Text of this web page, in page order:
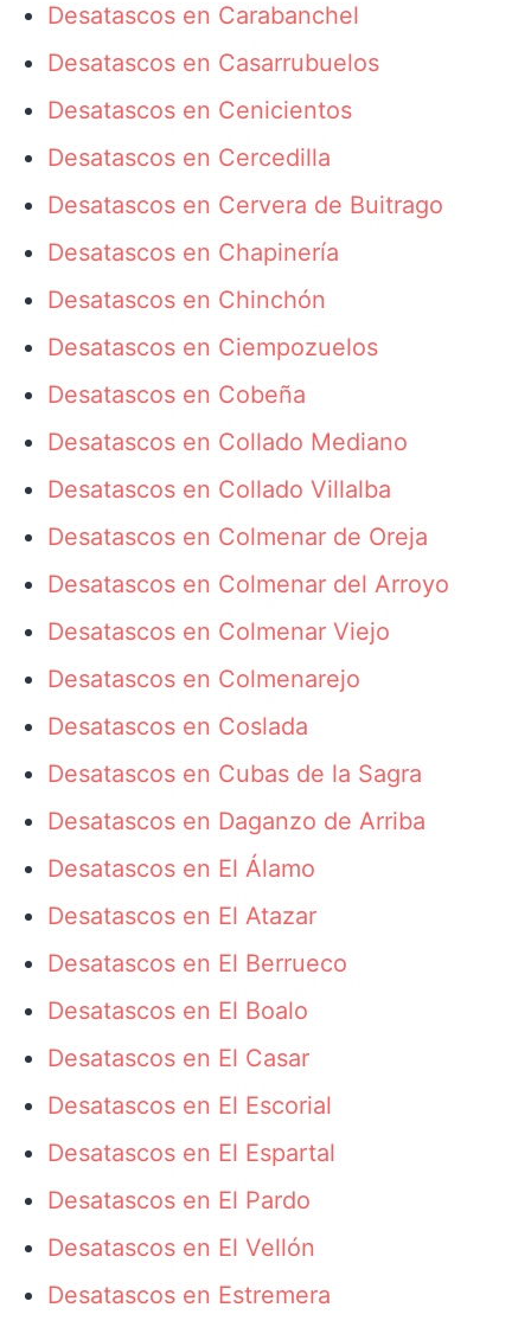
Desatascos en Carabanchel
Desatascos en Casarrubuelos
Desatascos en Cenicientos
Desatascos en Cercedilla
Desatascos en Cervera de Buitrago
Desatascos en Chapinería
Desatascos en Chinchón
Desatascos en Ciempozuelos
Desatascos en Cobeña
Desatascos en Collado Mediano
Desatascos en Collado Villalba
Desatascos en Colmenar de Oreja
Desatascos en Colmenar del Arroyo
Desatascos en Colmenar Viejo
Desatascos en Colmenarejo
Desatascos en Coslada
Desatascos en Cubas de la Sagra
Desatascos en Daganzo de Arriba
Desatascos en El Álamo
Desatascos en El Atazar
Desatascos en El Berrueco
Desatascos en El Boalo
Desatascos en El Casar
Desatascos en El Escorial
Desatascos en El Espartal
Desatascos en El Pardo
Desatascos en El Vellón
Desatascos en Estremera